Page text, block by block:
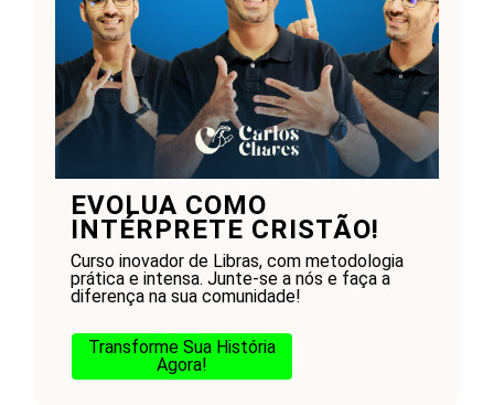
EVOLUA COMO
INTÉRPRETE CRISTÃO!
Curso inovador de Libras, com metodologia
prática e intensa. Junte-se a nós e faça a
diferença na sua comunidade!
Transforme Sua História
Agora!